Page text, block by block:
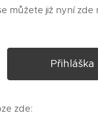
můžete již nyní zde
Přihláška
zde: